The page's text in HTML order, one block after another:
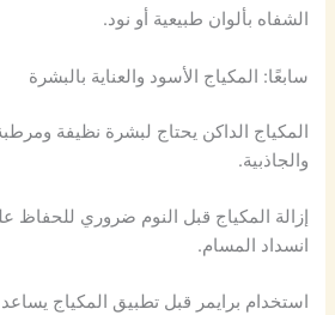
الشفاه بألوان طبيعية أو نود.
سابعًا: المكياج الأسود والعناية بالبشرة
المكياج الداكن يحتاج لبشرة نظيفة
والجاذبية.
إزالة المكياج قبل النوم ضروري للحفاظ
انسداد المسام.
استخدام برايمر قبل تطبيق المكياج